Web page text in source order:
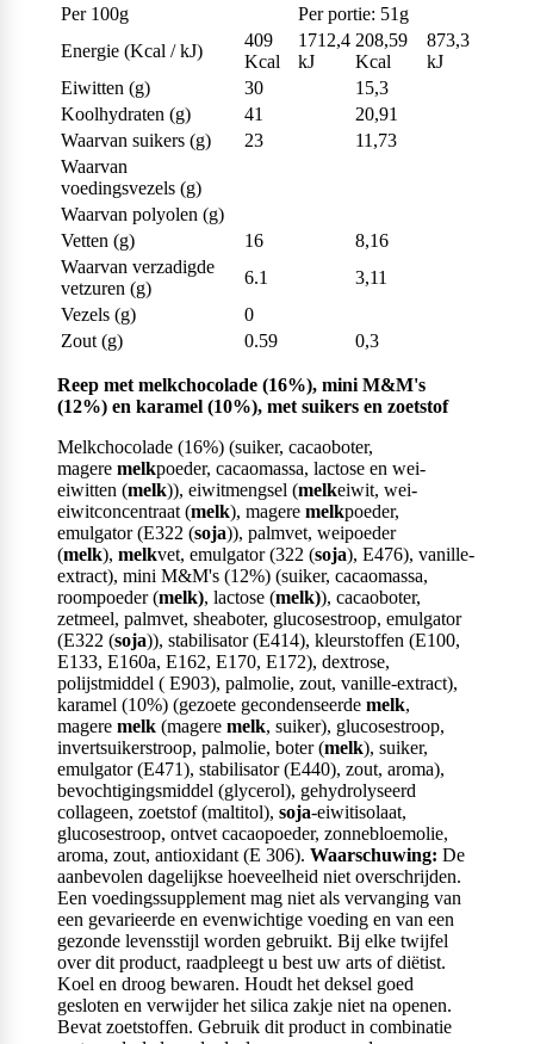
Per 100g
Per portie: 51g
Energie (Kcal / kJ)
409
Kcal
1712,4
kJ
208,59
Kcal
873,3
kJ
Eiwitten (g)
30
15,3
Koolhydraten (g)
41
20,91
Waarvan suikers (g)
23
11,73
Waarvan
voedingsvezels (g)
Waarvan polyolen (g)
Vetten (g)
16
8,16
Waarvan verzadigde
vetzuren (g)
6.1
3,11
Vezels (g)
0
Zout (g)
0.59 0,3
Reep met melkchocolade (16%), mini M&M's
(12%) en karamel (10%), met suikers en zoetstof
Melkchocolade (16%) (suiker, cacaoboter,
magere melkpoeder, cacaomassa, lactose en wei-
eiwitten (melk)), eiwitmengsel (melkeiwit, wei-
eiwitconcentraat (melk), magere melkpoeder,
emulgator (E322 (soja)), palmvet, weipoeder
(melk), melkvet, emulgator (322 (soja), E476), vanille-
extract), mini M&M's (12%) (suiker, cacaomassa,
roompoeder (melk), lactose (melk)), cacaoboter,
zetmeel, palmvet, sheaboter, glucosestroop, emulgator
(E322 (soja)), stabilisator (E414), kleurstoffen (E100,
E133, E160a, E162, E170, E172), dextrose,
polijstmiddel ( E903), palmolie, zout, vanille-extract),
karamel (10%) (gezoete gecondenseerde melk,
magere melk (magere melk, suiker), glucosestroop,
invertsuikerstroop, palmolie, boter (melk), suiker,
emulgator (E471), stabilisator (E440), zout, aroma),
bevochtigingsmiddel (glycerol), gehydrolyseerd
collageen, zoetstof (maltitol), soja-eiwitisolaat,
glucosestroop, ontvet cacaopoeder, zonnebloemolie,
aroma, zout, antioxidant (E 306). Waarschuwing: De
aanbevolen dagelijkse hoeveelheid niet overschrijden.
Een voedingssupplement mag niet als vervanging van
een gevarieerde en evenwichtige voeding en van een
gezonde levensstijl worden gebruikt. Bij elke twijfel
over dit product, raadpleegt u best uw arts of diëtist.
Koel en droog bewaren. Houdt het deksel goed
gesloten en verwijder het silica zakje niet na openen.
Bevat zoetstoffen. Gebruik dit product in combinatie